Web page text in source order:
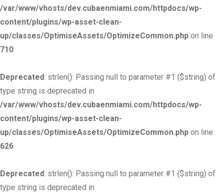
/var/www/vhosts/dev.cubaenmiami.com/httpdocs/wp-
content/plugins/wp-asset-clean-
up/classes/OptimiseAssets/OptimizeCommon.php on line
710
Deprecated: strlen(): Passing null to parameter #1 ($string) of
type string is deprecated in
/var/www/vhosts/dev.cubaenmiami.com/httpdocs/wp-
content/plugins/wp-asset-clean-
up/classes/OptimiseAssets/OptimizeCommon.php on line
626
Deprecated: strlen(): Passing null to parameter #1 ($string) of
type string is deprecated in